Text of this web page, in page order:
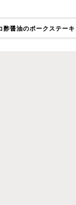
酢醤油のポークステーキ